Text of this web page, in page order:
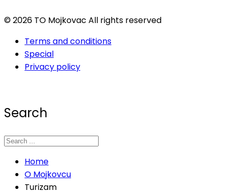
© 2026 TO Mojkovac All rights reserved
Terms and conditions
Special
Privacy policy
Search
Home
O Mojkovcu
Turizam